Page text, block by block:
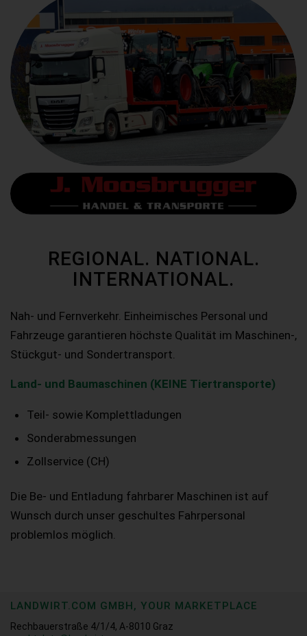
REGIONAL. NATIONAL.
INTERNATIONAL.
Nah- und Fernverkehr. Einheimisches Personal und
Fahrzeuge garantieren höchste Qualität im Maschinen-,
Stückgut- und Sondertransport.
Land- und Baumaschinen (KEINE Tiertransporte)
Teil- sowie Komplettladungen
Sonderabmessungen
Zollservice (CH)
Die Be- und Entladung fahrbarer Maschinen ist auf
Wunsch durch unser geschultes Fahrpersonal
problemlos möglich.
LANDWIRT.COM GMBH, YOUR MARKETPLACE
Rechbauerstraße 4/1/4, A-8010 Graz